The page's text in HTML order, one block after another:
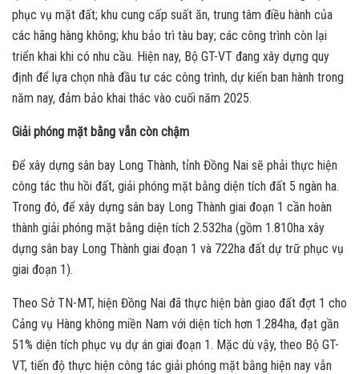
phục vụ mặt đất; khu cung cấp suất ăn, trung tâm điều hành của
các hãng hàng không; khu bảo trì tàu bay; các công trình còn lại
triển khai khi có nhu cầu. Hiện nay, Bộ GT-VT đang xây dựng quy
định để lựa chọn nhà đầu tư các công trình, dự kiến ban hành trong
năm nay, đảm bảo khai thác vào cuối năm 2025.
Giải phóng mặt bằng vẫn còn chậm
Để xây dựng sân bay Long Thành, tỉnh Đồng Nai sẽ phải thực hiện
công tác thu hồi đất, giải phóng mặt bằng diện tích đất 5 ngàn ha.
Trong đó, để xây dựng sân bay Long Thành giai đoạn 1 cần hoàn
thành giải phóng mặt bằng diện tích 2.532ha (gồm 1.810ha xây
dựng sân bay Long Thành giai đoạn 1 và 722ha đất dự trữ phục vụ
giai đoạn 1).
Theo Sở TN-MT, hiện Đồng Nai đã thực hiện bàn giao đất đợt 1 cho
Cảng vụ Hàng không miền Nam với diện tích hơn 1.284ha, đạt gần
51% diện tích phục vụ dự án giai đoạn 1. Mặc dù vậy, theo Bộ GT-
VT, tiến độ thực hiện công tác giải phóng mặt bằng hiện nay vẫn